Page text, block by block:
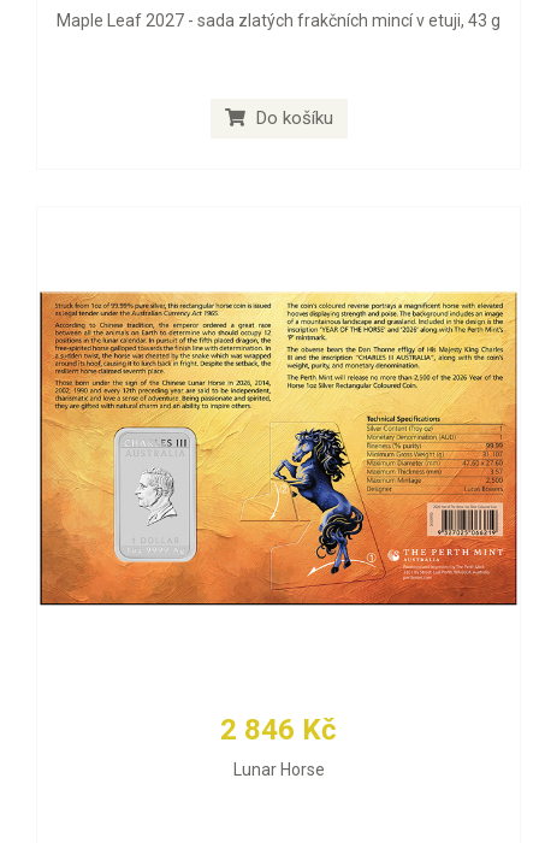
Maple Leaf 2027 - sada zlatých frakčních mincí v etuji, 43 g
Do košíku
2 846 Kč
Lunar Horse